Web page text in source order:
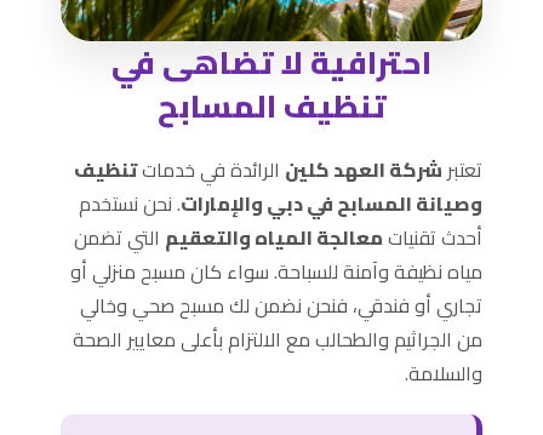
احترافية لا تضاهى في
تنظيف المسابح
تعتبرشركة العهد كلين الرائدة في خدماتتنظيف
وصيانة المسابح في دبي والإمارات. نحن نستخدم
أحدث تقنياتمعالجة المياه والتعقيم التي تضمن
مياه نظيفة وآمنة للسباحة. سواء كان مسبح منزلي أو
تجاري أو فندقي، فنحن نضمن لك مسبح صحي وخالي
من الجراثيم والطحالب مع الالتزام بأعلى معايير الصحة
والسلامة.